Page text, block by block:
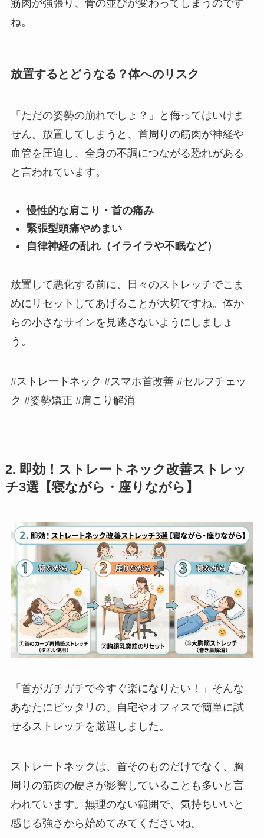
筋肉が強張り、骨の並びが変わってしまうのです
ね。
放置するとどうなる？体へのリスク
「ただの姿勢の崩れでしょ？」と侮ってはいけま
せん。放置してしまうと、首周りの筋肉が神経や
血管を圧迫し、全身の不調につながる恐れがある
と言われています。
慢性的な肩こり・首の痛み
緊張型頭痛やめまい
自律神経の乱れ（イライラや不眠など）
放置して悪化する前に、日々のストレッチでこま
めにリセットしてあげることが大切ですね。体か
らの小さなサインを見逃さないようにしましょ
う。
#ストレートネック #スマホ首改善 #セルフチェッ
ク #姿勢矯正 #肩こり解消
2. 即効！ストレートネック改善ストレッ
チ3選【寝ながら・座りながら】
「首がガチガチで今すぐ楽になりたい！」そんな
あなたにピッタリの、自宅やオフィスで簡単に試
せるストレッチを厳選しました。
ストレートネックは、首そのものだけでなく、胸
周りの筋肉の硬さが影響していることも多いと言
われています。無理のない範囲で、気持ちいいと
感じる強さから始めてみてくださいね。